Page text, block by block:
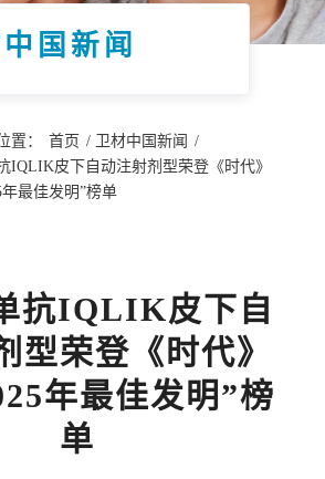
国新闻
置： 首页 / 卫材中国新闻 /
IQLIK皮下自动注射剂型荣登《时代》
年最佳发明”榜单
抗IQLIK皮下自
型荣登《时代》
年最佳发明”榜
单